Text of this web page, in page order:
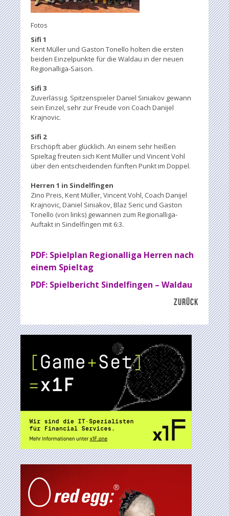
Fotos
Sifi 1
Kent Müller und Gaston Tonello holten die ersten
beiden Einzelpunkte für die Waldau in der neuen
Regionalliga-Saison.
Sifi 3
Zuverlässig. Spitzenspieler Daniel Siniakov gewann
sein Einzel, sehr zur Freude von Coach Danijel
Krajnovic.
Sifi 2
Erschöpft aber glücklich. An einem sehr heißen
Spieltag freuten sich Kent Müller und Vincent Vohl
über den entscheidenden fünften Punkt im Doppel.
Herren 1 in Sindelfingen
Zino Preis, Kent Müller, Vincent Vohl, Coach Danijel
Krajnovic, Daniel Siniakov, Blaz Seric und Gaston
Tonello (von links) gewannen zum Regionalliga-
Auftakt in Sindelfingen mit 6:3.
PDF: Spielplan Regionalliga Herren nach
einem Spieltag
PDF: Spielbericht Sindelfingen – Waldau
ZURÜCK